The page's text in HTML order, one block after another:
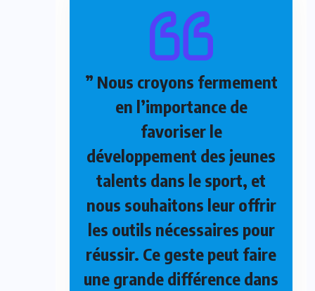
” Nous croyons fermement
en l’importance de
favoriser le
développement des jeunes
talents dans le sport, et
nous souhaitons leur offrir
les outils nécessaires pour
réussir. Ce geste peut faire
une grande différence dans